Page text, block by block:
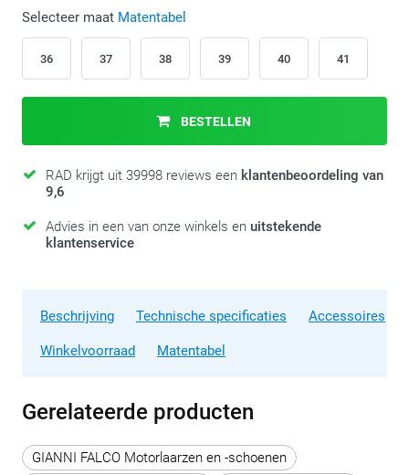
Selecteer maat Matentabel
36 37 38 39 40 41
BESTELLEN
RAD krijgt uit 39998 reviews een klantenbeoordeling van
9,6
Advies in een van onze winkels en uitstekende
klantenservice
Beschrijving Technische specificaties Accessoires
Winkelvoorraad Matentabel
Gerelateerde producten
GIANNI FALCO Motorlaarzen en -schoenen